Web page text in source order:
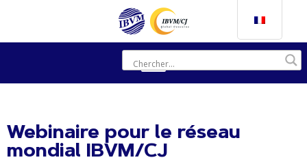
Webinaire pour le réseau
mondial IBVM/CJ